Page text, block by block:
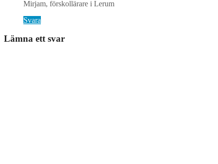
Mirjam, förskollärare i Lerum
Svara
Lämna ett svar